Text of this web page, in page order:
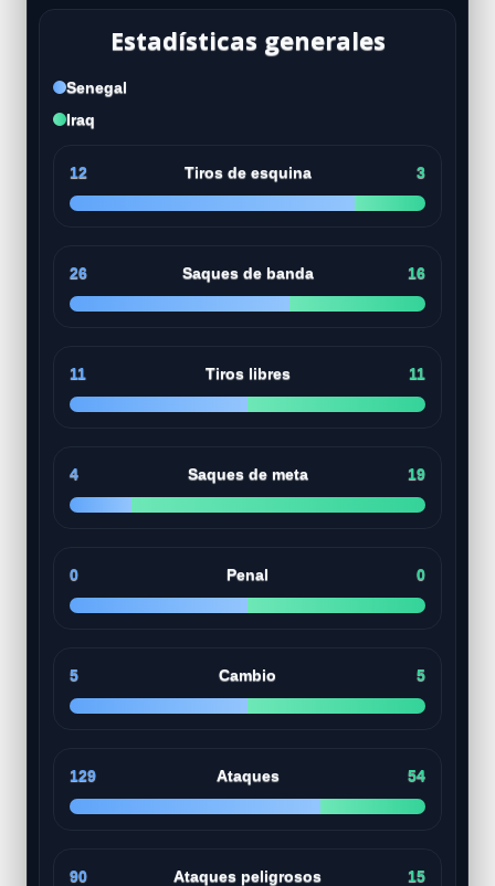
Estadísticas generales
Senegal
Iraq
12 Tiros de esquina 3
26 Saques de banda 16
11 Tiros libres 11
4 Saques de meta 19
0 Penal 0
5 Cambio 5
129 Ataques 54
90 Ataques peligrosos 15